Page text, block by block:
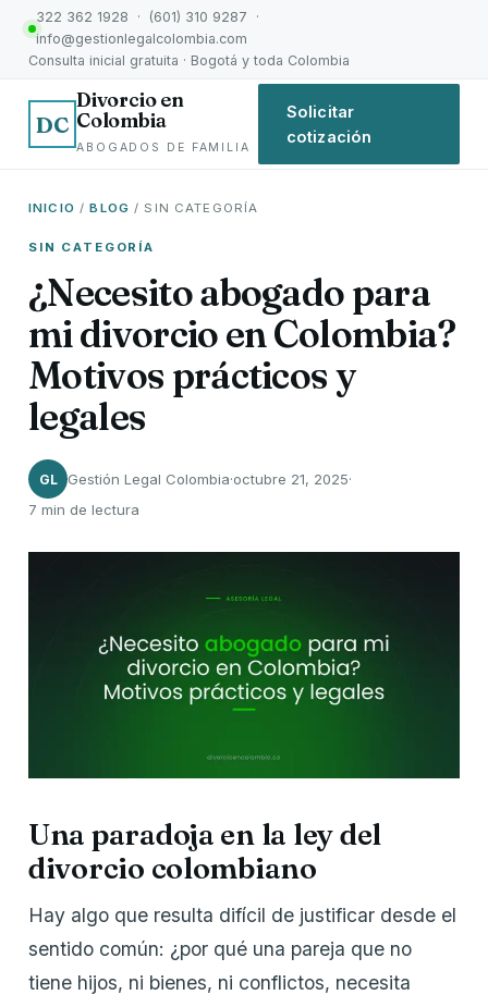
322 362 1928 · (601) 310 9287 ·
info@gestionlegalcolombia.com
Consulta inicial gratuita · Bogotá y toda Colombia
DC
Divorcio en
Colombia
ABOGADOS DE FAMILIA
Solicitar
cotización
INICIO /BLOG / SIN CATEGORÍA
SIN CATEGORÍA
¿Necesito abogado para
mi divorcio en Colombia?
Motivos prácticos y
legales
GL Gestión Legal Colombia·octubre 21, 2025·
7 min de lectura
Una paradoja en la ley del
divorcio colombiano
Hay algo que resulta difícil de justificar desde el
sentido común: ¿por qué una pareja que no
tiene hijos, ni bienes, ni conflictos, necesita